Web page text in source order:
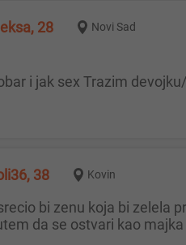
Aleksa, 28 Novi Sad
i jak sex Trazim
38 Kovin
da se ostvari kao